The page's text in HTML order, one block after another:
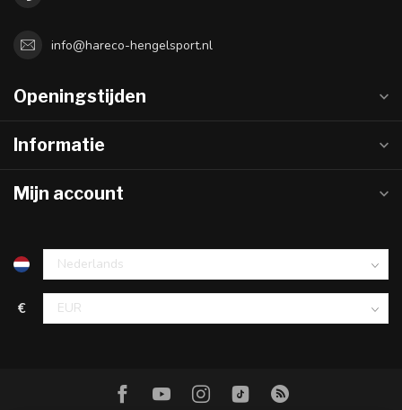
info@hareco-hengelsport.nl
Openingstijden
Informatie
Mijn account
€